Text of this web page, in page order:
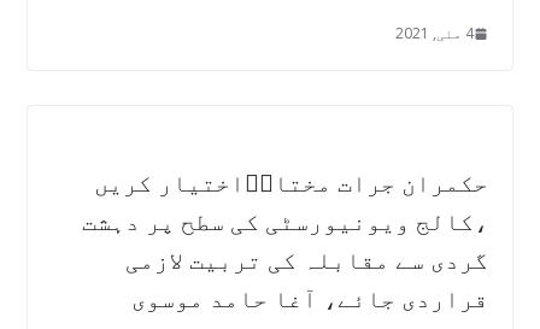
4 مئی, 2021
حکمران جرات مختارؒاختیار کریں
،کالج ویونیورسٹی کی سطح پر دہشت
گردی سے مقابلہ کی تربیت لازمی
قراردی جائے، آغا حامد موسوی